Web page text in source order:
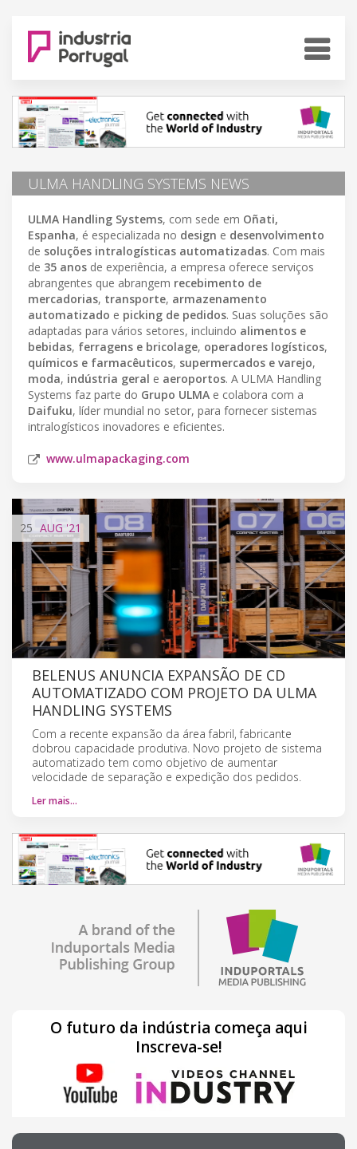
ULMA HANDLING SYSTEMS NEWS
ULMA Handling Systems, com sede em Oñati,
Espanha, é especializada no design e desenvolvimento
de soluções intralogísticas automatizadas. Com mais
de 35 anos de experiência, a empresa oferece serviços
abrangentes que abrangem recebimento de
mercadorias, transporte, armazenamento
automatizado e picking de pedidos. Suas soluções são
adaptadas para vários setores, incluindo alimentos e
bebidas, ferragens e bricolage, operadores logísticos,
químicos e farmacêuticos, supermercados e varejo,
moda, indústria geral e aeroportos. A ULMA Handling
Systems faz parte do Grupo ULMA e colabora com a
Daifuku, líder mundial no setor, para fornecer sistemas
intralogísticos inovadores e eficientes.
www.ulmapackaging.com
25 AUG '21
BELENUS ANUNCIA EXPANSÃO DE CD
AUTOMATIZADO COM PROJETO DA ULMA
HANDLING SYSTEMS
Com a recente expansão da área fabril, fabricante
dobrou capacidade produtiva. Novo projeto de sistema
automatizado tem como objetivo de aumentar
velocidade de separação e expedição dos pedidos.
Ler mais…
O futuro da indústria começa aqui
Inscreva-se!